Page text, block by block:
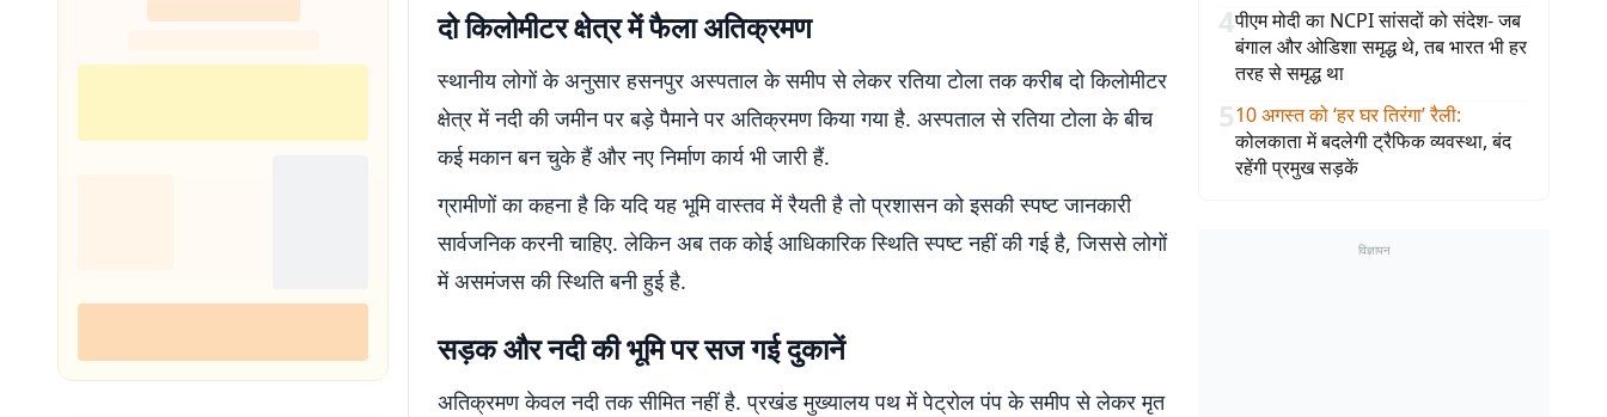
दो किलोमीटर क्षेत्र में फैला अतिक्रमण
स्थानीय लोगों के अनुसार हसनपुर अस्पताल के समीप से लेकर रतिया टोला तक करीब दो किलोमीटर
क्षेत्र में नदी की जमीन पर बड़े पैमाने पर अतिक्रमण किया गया है. अस्पताल से रतिया टोला के बीच
कई मकान बन चुके हैं और नए निर्माण कार्य भी जारी हैं.
ग्रामीणों का कहना है कि यदि यह भूमि वास्तव में रैयती है तो प्रशासन को इसकी स्पष्ट जानकारी
सार्वजनिक करनी चाहिए. लेकिन अब तक कोई आधिकारिक स्थिति स्पष्ट नहीं की गई है, जिससे लोगों
में असमंजस की स्थिति बनी हुई है.
सड़क और नदी की भूमि पर सज गई दुकानें
अतिक्रमण केवल नदी तक सीमित नहीं है. प्रखंड मुख्यालय पथ में पेट्रोल पंप के समीप से लेकर मृत
4पीएम मोदी का NCPI सांसदों को संदेश- जब
बंगाल और ओडिशा समृद्ध थे, तब भारत भी हर
तरह से समृद्ध था
510 अगस्त को ‘हर घर तिरंगा’ रैली:
कोलकाता में बदलेगी ट्रैफिक व्यवस्था, बंद
रहेंगी प्रमुख सड़कें
विज्ञापन